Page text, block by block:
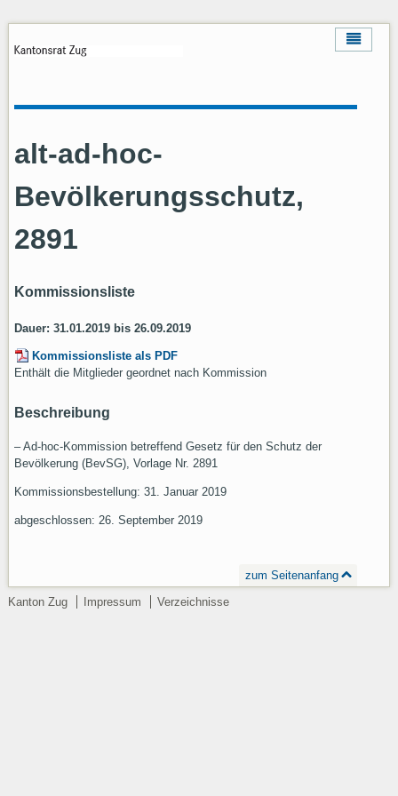
alt-ad-hoc-
Bevölkerungsschutz,
2891
Kommissionsliste
Dauer: 31.01.2019 bis 26.09.2019
Kommissionsliste als PDF
Enthält die Mitglieder geordnet nach Kommission
Beschreibung
– Ad-hoc-Kommission betreffend Gesetz für den Schutz der
Bevölkerung (BevSG), Vorlage Nr. 2891
Kommissionsbestellung: 31. Januar 2019
abgeschlossen: 26. September 2019
zum Seitenanfang
Kanton Zug
Impressum Verzeichnisse